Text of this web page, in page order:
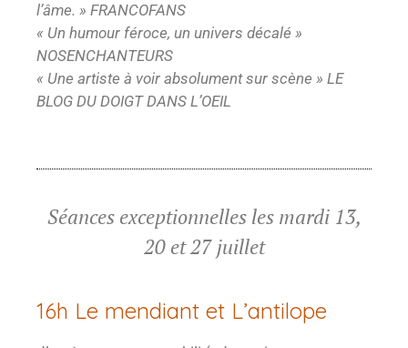
l’âme. » FRANCOFANS
« Un humour féroce, un univers décalé »
NOSENCHANTEURS
« Une artiste à voir absolument sur scène » LE
BLOG DU DOIGT DANS L’OEIL
Séances exceptionnelles les mardi 13,
20 et 27 juillet
16h Le mendiant et L’antilope